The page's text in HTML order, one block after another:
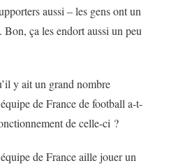
aussi – les gens ont un
Bon, ça les endort aussi un peu
y ait un grand nombre
de France de football a-t-
de celle-ci ?
de France aille jouer un